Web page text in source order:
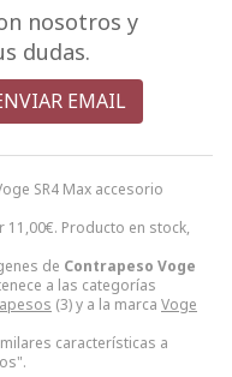
SR4 Max accesorio
11,00€. Producto en stock,
de Contrapeso Voge
a las categorías
(3) y a la marca Voge
características a
nosotros y
dudas.
EMAIL